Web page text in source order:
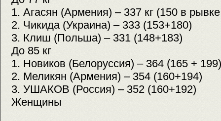
1. Агасян (Армения) – 337 кг (150 в
2. Чикида (Украина) – 333 (153+180)
3. Клиш (Польша) – 331 (148+183)
До 85 кг
1. Новиков (Белоруссия) – 364 (165 + 199)
2. Меликян (Армения) – 354 (160+194)
3. УШАКОВ (Россия) – 352 (160+192)
Женщины